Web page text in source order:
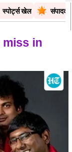
स्पोर्ट्स खेल
miss in